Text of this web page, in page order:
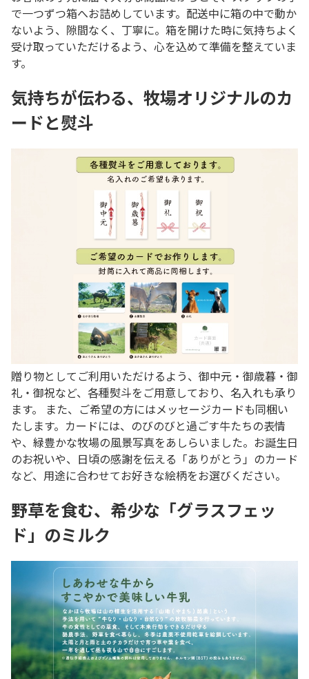
で一つずつ箱へお詰めしています。配送中に箱の中で動か
ないよう、隙間なく、丁寧に。箱を開けた時に気持ちよく
受け取っていただけるよう、心を込めて準備を整えていま
す。
気持ちが伝わる、牧場オリジナルのカ
ードと熨斗
贈り物としてご利用いただけるよう、御中元・御歳暮・御
礼・御祝など、各種熨斗をご用意しており、名入れも承り
ます。 また、ご希望の方にはメッセージカードも同梱い
たします。カードには、のびのびと過ごす牛たちの表情
や、緑豊かな牧場の風景写真をあしらいました。お誕生日
のお祝いや、日頃の感謝を伝える「ありがとう」のカード
など、用途に合わせてお好きな絵柄をお選びください。
野草を食む、希少な「グラスフェッ
ド」のミルク